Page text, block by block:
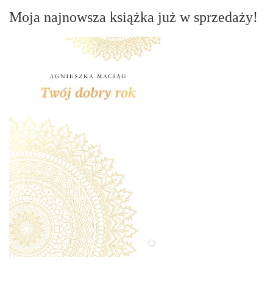
Moja najnowsza książka już w sprzedaży!